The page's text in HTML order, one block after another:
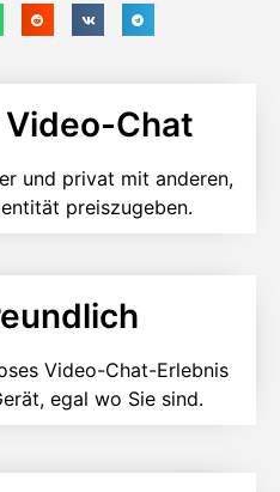
Chat
und privat mit anderen,
preiszugeben.
Video-Chat-Erlebnis
egal wo Sie sind.